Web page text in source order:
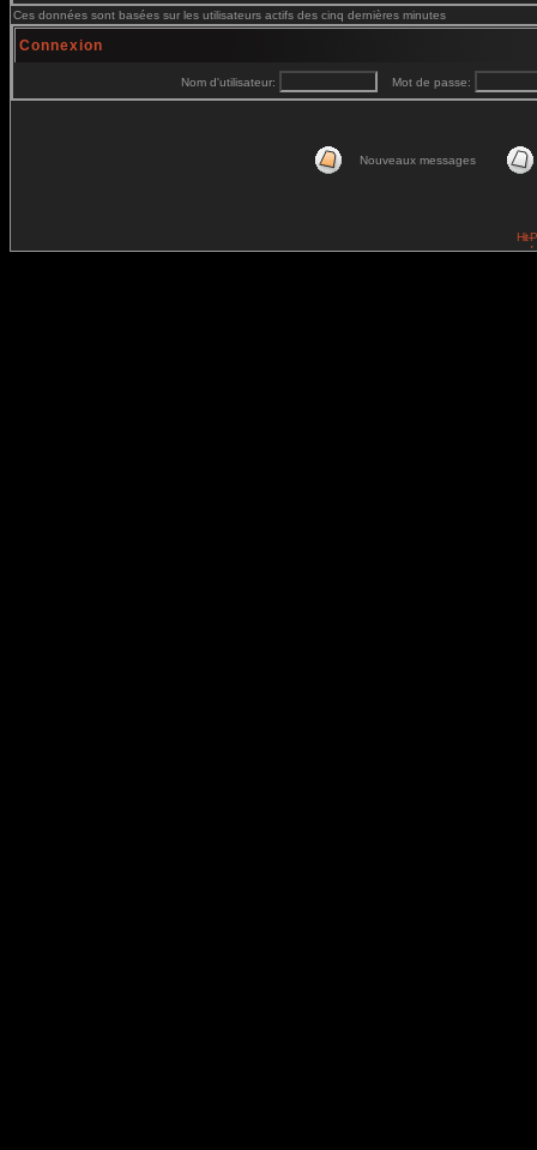
Ces données sont basées sur les utilisateurs actifs des cinq dernières minutes
Connexion
Nom d'utilisateur: Mot de passe:
Nouveaux messages